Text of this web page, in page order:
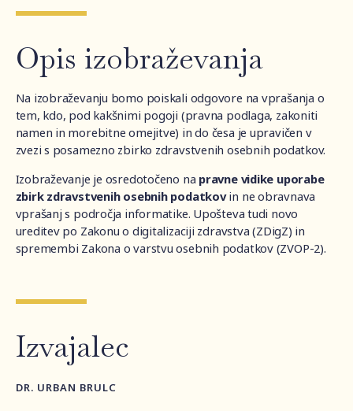
Opis izobraževanja
Na izobraževanju bomo poiskali odgovore na vprašanja o
tem, kdo, pod kakšnimi pogoji (pravna podlaga, zakoniti
namen in morebitne omejitve) in do česa je upravičen v
zvezi s posamezno zbirko zdravstvenih osebnih podatkov.
Izobraževanje je osredotočeno na pravne vidike uporabe
zbirk zdravstvenih osebnih podatkovin ne obravnava
vprašanj s področja informatike. Upošteva tudi novo
ureditev po Zakonu o digitalizaciji zdravstva (ZDigZ) in
spremembi Zakona o varstvu osebnih podatkov (ZVOP-2).
Izvajalec
DR. URBAN BRULC